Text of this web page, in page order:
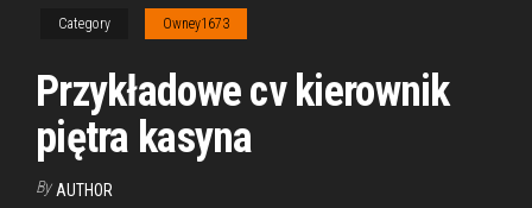
Category Owney1673
Przykładowe cv kierownik
piętra kasyna
By AUTHOR